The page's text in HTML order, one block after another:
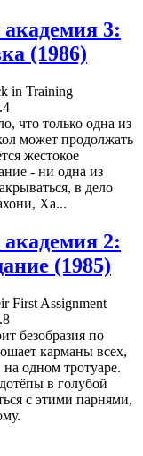
3:
(1986)
in Training
что только одна из
может продолжать
жестокое
- ни одна из
в дело
Ха...
2:
(1985)
First Assignment
безобразия по
карманы всех,
одном тротуаре.
в голубой
с этими парнями,